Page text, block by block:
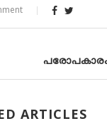
പരോപകാരം
ARTICLES